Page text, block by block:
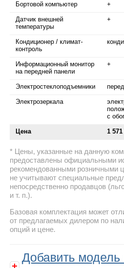
Бортовой компьютер +
Датчик внешней
температуры
+
Кондиционер / климат-
контроль
Информационный монитор
на передней панели
+
Электростеклоподъемники
Электрозеркала
с
Цена 1
Цены, указанные на данную
предоставлены официальными
рекомендованными розничными
не учитывают специальные
непосредственно продавцов
и т. п.).
Базовая комплектация может
от предлагаемых дилером по
опций и цене.
Добавить модель